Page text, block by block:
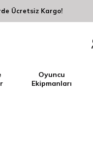
Ücretsiz Kargo!
Oyuncu
Ekipmanları